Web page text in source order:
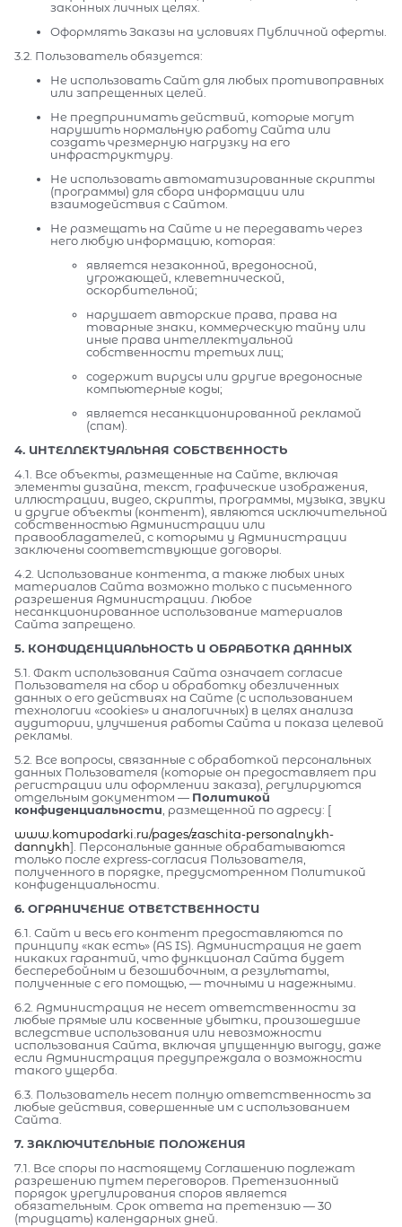
законных личных целях.
Оформлять Заказы на условиях Публичной оферты.
3.2. Пользователь обязуется:
Не использовать Сайт для любых противоправных
или запрещенных целей.
Не предпринимать действий, которые могут
нарушить нормальную работу Сайта или
создать чрезмерную нагрузку на его
инфраструктуру.
Не использовать автоматизированные скрипты
(программы) для сбора информации или
взаимодействия с Сайтом.
Не размещать на Сайте и не передавать через
него любую информацию, которая:
является незаконной, вредоносной,
угрожающей, клеветнической,
оскорбительной;
нарушает авторские права, права на
товарные знаки, коммерческую тайну или
иные права интеллектуальной
собственности третьих лиц;
содержит вирусы или другие вредоносные
компьютерные коды;
является несанкционированной рекламой
(спам).
4. ИНТЕЛЛЕКТУАЛЬНАЯ СОБСТВЕННОСТЬ
4.1. Все объекты, размещенные на Сайте, включая
элементы дизайна, текст, графические изображения,
иллюстрации, видео, скрипты, программы, музыка, звуки
и другие объекты (контент), являются исключительной
собственностью Администрации или
правообладателей, с которыми у Администрации
заключены соответствующие договоры.
4.2. Использование контента, а также любых иных
материалов Сайта возможно только с письменного
разрешения Администрации. Любое
несанкционированное использование материалов
Сайта запрещено.
5. КОНФИДЕНЦИАЛЬНОСТЬ И ОБРАБОТКА ДАННЫХ
5.1. Факт использования Сайта означает согласие
Пользователя на сбор и обработку обезличенных
данных о его действиях на Сайте (с использованием
технологии «cookies» и аналогичных) в целях анализа
аудитории, улучшения работы Сайта и показа целевой
рекламы.
5.2. Все вопросы, связанные с обработкой персональных
данных Пользователя (которые он предоставляет при
регистрации или оформлении заказа), регулируются
отдельным документом — Политикой
конфиденциальности, размещенной по адресу: [
www.komupodarki.ru/pages/zaschita-personalnykh-
dannykh]. Персональные данные обрабатываются
только после express-согласия Пользователя,
полученного в порядке, предусмотренном Политикой
конфиденциальности.
6. ОГРАНИЧЕНИЕ ОТВЕТСТВЕННОСТИ
6.1. Сайт и весь его контент предоставляются по
принципу «как есть» (AS IS). Администрация не дает
никаких гарантий, что функционал Сайта будет
бесперебойным и безошибочным, а результаты,
полученные с его помощью, — точными и надежными.
6.2. Администрация не несет ответственности за
любые прямые или косвенные убытки, произошедшие
вследствие использования или невозможности
использования Сайта, включая упущенную выгоду, даже
если Администрация предупреждала о возможности
такого ущерба.
6.3. Пользователь несет полную ответственность за
любые действия, совершенные им с использованием
Сайта.
7. ЗАКЛЮЧИТЕЛЬНЫЕ ПОЛОЖЕНИЯ
7.1. Все споры по настоящему Соглашению подлежат
разрешению путем переговоров. Претензионный
порядок урегулирования споров является
обязательным. Срок ответа на претензию — 30
(тридцать) календарных дней.